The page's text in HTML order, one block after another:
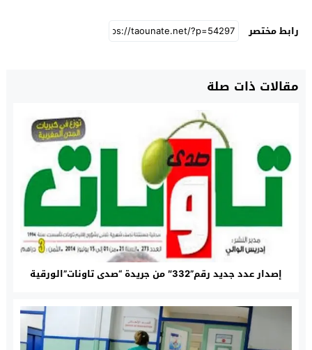
رابط مختصر
مقالات ذات صلة
إصدار عدد جديد رقم”332″ من جريدة “صدى تاونات”الورقية